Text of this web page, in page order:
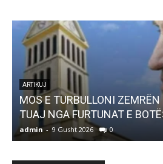
ARTIKUJ
MOS E TURBULLONI
TUAJ NGA FURTUNAT E
admin - 9 Gusht 2026 0